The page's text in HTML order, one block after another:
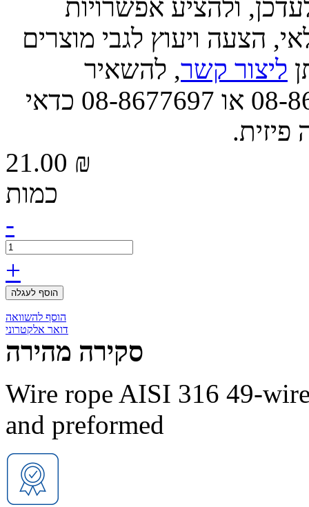
ולהציע אפשרויות
הצעה ויעוץ לגבי מוצרים
ליצור קשר, להשאיר
הודעה, או לפנות אלינו בטל' 08-8677663 או 08-8677697 כדאי
פיזית.
21.00 ₪
כמות
-
+
הוסף לעגלה
הוסף להשוואה
דואר אלקטרוני
סקירה מהירה
Wire rope AISI 316 49-
and preformed